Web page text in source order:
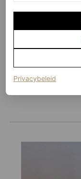
Privacybeleid